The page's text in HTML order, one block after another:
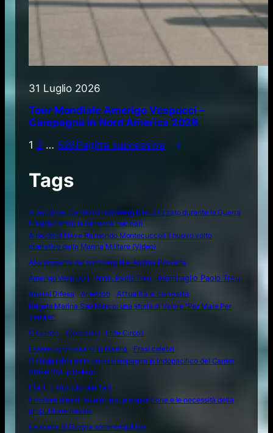
31 Luglio 2026
Tour Mondiale Amerigo Vespucci –
Campagna in Nord America 2026
1 2 … 526Pagina successiva →
Tags
A bordo del Dandolo il sommergibile utilizzato durante la Guerra
Fredda contro le minacce nucleari
A bordo di Nave Raimondo Montecuccoli il nuovo volto
operativo della Marina Militare (Video)
Alla scoperta del sommergibile Andrea Provana
Amerigo Vespucci
Amm. Paolo Treu
Ammiraglio Paolo Treu
Analisi Difesa
Aneddoti Attualità e curiosità
Brigata Marina San Marco: una storia di Valore "Per Mare Per
Terram"
Citazioni
Concorsi
Ente Circoli
Essere commissario in Marina
Frasi celebri
Gli highlights della prima campagna in Indopacifico del Carrier
Strike Group italiano
I fari
Il mondo dei fari
Il motore diesel navale: la sua apparizione e le necessità della
propulsione navale
La scelta di Giorgia sommergibilista